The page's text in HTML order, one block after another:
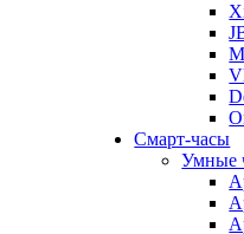
Смарт-часы
Умные